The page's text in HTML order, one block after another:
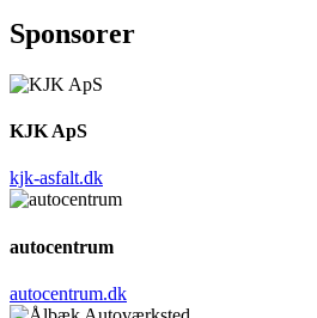
Sponsorer
KJK ApS
kjk-asfalt.dk
autocentrum
autocentrum.dk